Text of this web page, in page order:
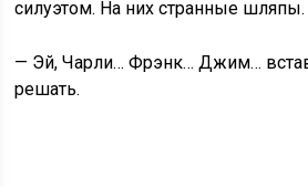
силуэтом. На них странные шляпы.
— Эй, Чарли… Фрэнк… Джим…
решать.